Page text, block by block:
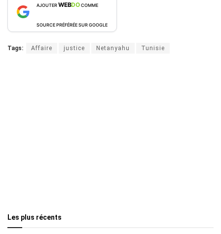
AJOUTERWEBDOCOMME
SOURCE PRÉFÉRÉE SUR GOOGLE
Tags: Affaire justice Netanyahu Tunisie
Les plus récents